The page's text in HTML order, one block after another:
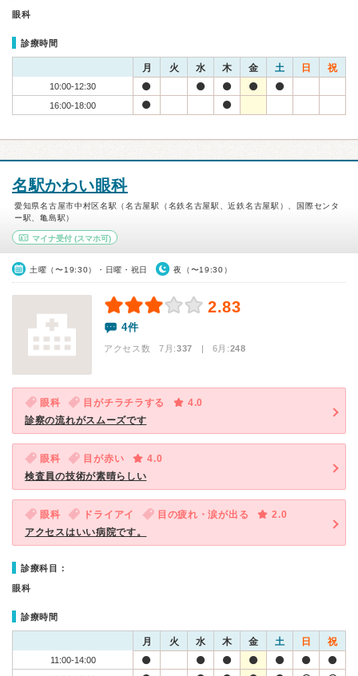
眼科
診療時間
月 火 水 木 金 土 日 祝
10:00-12:30
16:00-18:00
名駅かわい眼科
愛知県名古屋市中村区名駅（名古屋駅（名鉄名古屋駅、近鉄名古屋駅）、国際センタ
ー駅、亀島駅）
マイナ受付 (スマホ可)
土曜（〜19:30）・日曜・祝日 夜（〜19:30）
2.83
4件
アクセス数 7月:337 | 6月:248
眼科 目がチラチラする
4.0
診察の流れがスムーズです
眼科 目が赤い
4.0
検査員の技術が素晴らしい
眼科 ドライアイ 目の疲れ・涙が出る
2.0
アクセスはいい病院です。
診療科目：
眼科
診療時間
月 火 水 木 金 土 日 祝
11:00-14:00